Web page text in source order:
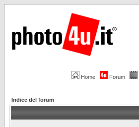
Home Forum
Indice del forum